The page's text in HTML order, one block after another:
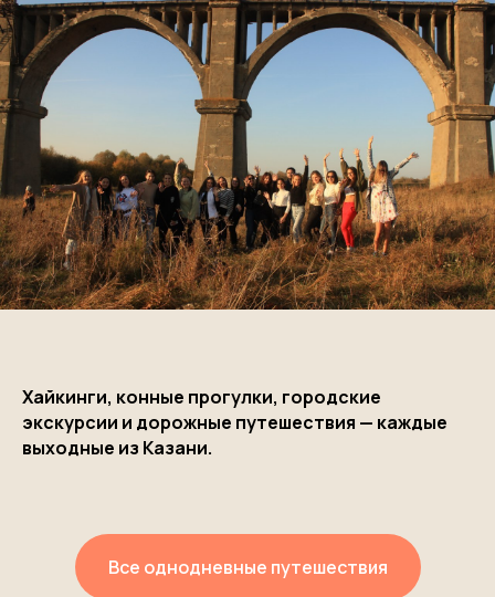
Хайкинги, конные прогулки, городские
экскурсии и дорожные путешествия — каждые
выходные из Казани.
Все однодневные путешествия